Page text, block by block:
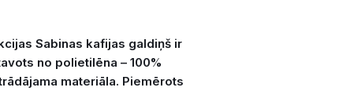
Sabinas kafijas galdiņš ir
no polietilēna – 100%
materiāla. Piemērots